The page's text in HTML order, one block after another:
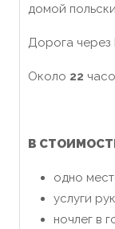
домой
Дорога через
Около 22
В
одно
услуги
ночлег в